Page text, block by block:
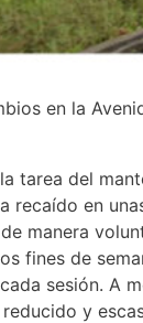
en la
tarea del
recaído en
manera
fines de
sesión. A
y